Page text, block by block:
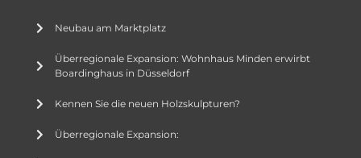
Neubau am Marktplatz
Überregionale Expansion: Wohnhaus Minden erwirbt
Boardinghaus in Düsseldorf
Kennen Sie die neuen Holzskulpturen?
Überregionale Expansion: